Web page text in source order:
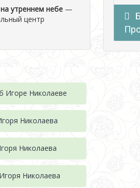
утреннем небе —
центр
Игоре Николаеве
Николаева
Николаева
Николаева